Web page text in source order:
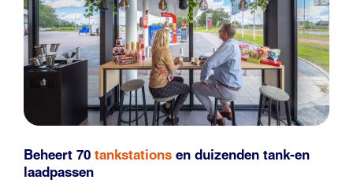
Beheert 70 tankstations en duizenden tank-en
laadpassen